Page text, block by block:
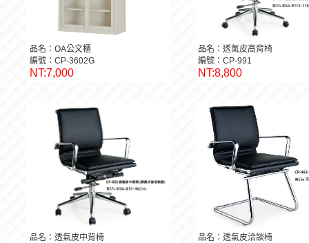
品名：OA公文櫃
編號：CP-3602G
NT:7,000
品名：透氣皮高背椅
編號：CP-991
NT:8,800
品名：透氣皮中背椅
品名：透氣皮洽談椅